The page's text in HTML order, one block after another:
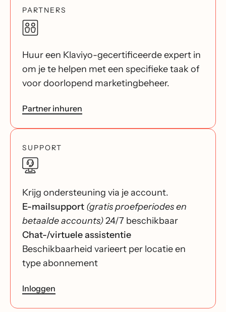
PARTNERS
Huur een Klaviyo-gecertificeerde expert in
om je te helpen met een specifieke taak of
voor doorlopend marketingbeheer.
Partner inhuren
SUPPORT
Krijg ondersteuning via je account.
E-mailsupport (gratis proefperiodes en
betaalde accounts)24/7 beschikbaar
Chat-/virtuele assistentie
Beschikbaarheid varieert per locatie en
type abonnement
Inloggen